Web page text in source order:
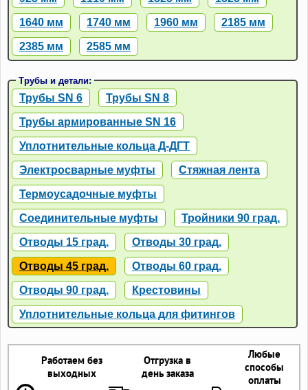
1640 мм 1740 мм 1960 мм 2185 мм
2385 мм 2585 мм
Трубы и детали:
Трубы SN 6 Трубы SN 8
Трубы армированные SN 16
Уплотнительные кольца Д-ДГТ
Электросварные муфты Стяжная лента
Термоусадочные муфты
Соединительные муфты Тройники 90 град.
Отводы 15 град. Отводы 30 град.
Отводы 45 град. Отводы 60 град.
Отводы 90 град. Крестовины
Уплотнительные кольца для фитингов
Работаем без
выходных
Отгрузка в
день заказа
Любые
способы
оплаты